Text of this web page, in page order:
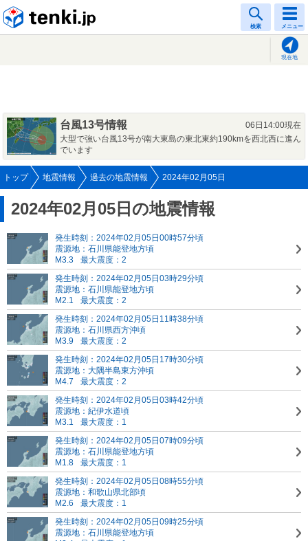
検索 メニュー
現在地
台風13号情報
06日14:00現在
大型で強い台風13号が南大東島の東北東約190kmを西北西に進ん
でいます
トップ 地震情報 過去の地震情報 2024年02月05日
2024年02月05日の地震情報
発生時刻：2024年02月05日00時57分頃
震源地：石川県能登地方頃
M3.3
最大震度：2
発生時刻：2024年02月05日03時29分頃
震源地：石川県能登地方頃
M2.1
最大震度：2
発生時刻：2024年02月05日11時38分頃
震源地：石川県西方沖頃
M3.9
最大震度：2
発生時刻：2024年02月05日17時30分頃
震源地：大隅半島東方沖頃
M4.7
最大震度：2
発生時刻：2024年02月05日03時42分頃
震源地：紀伊水道頃
M3.1
最大震度：1
発生時刻：2024年02月05日07時09分頃
震源地：石川県能登地方頃
M1.8
最大震度：1
発生時刻：2024年02月05日08時55分頃
震源地：和歌山県北部頃
M2.6
最大震度：1
発生時刻：2024年02月05日09時25分頃
震源地：石川県能登地方頃